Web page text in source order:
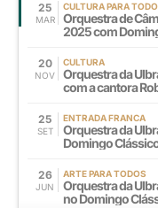
25
MAR
CULTURA PARA
Orquestra de
2025 com
20
NOV
CULTURA
Orquestra da
com a cantora
25
SET
ENTRADA FRANCA
Orquestra da
Domingo
26
JUN
ARTE PARA TODOS
Orquestra da
no Domingo